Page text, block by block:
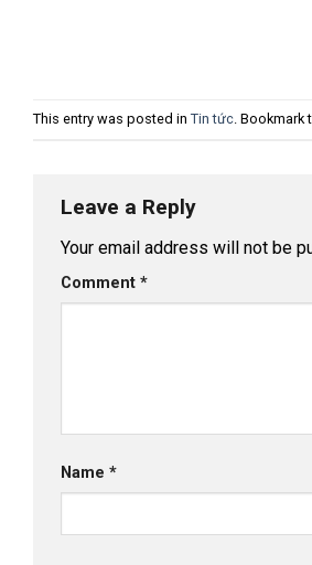
This entry was posted in Tin tức . Bookmark
Leave a Reply
Your email address will not be
Comment *
Name *